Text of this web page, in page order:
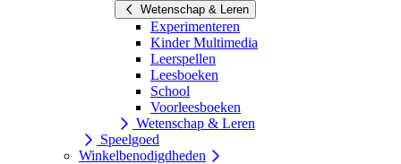
Wetenschap & Leren
Experimenteren
Kinder Multimedia
Leerspellen
Leesboeken
School
Voorleesboeken
Wetenschap & Leren
Speelgoed
Winkelbenodigdheden